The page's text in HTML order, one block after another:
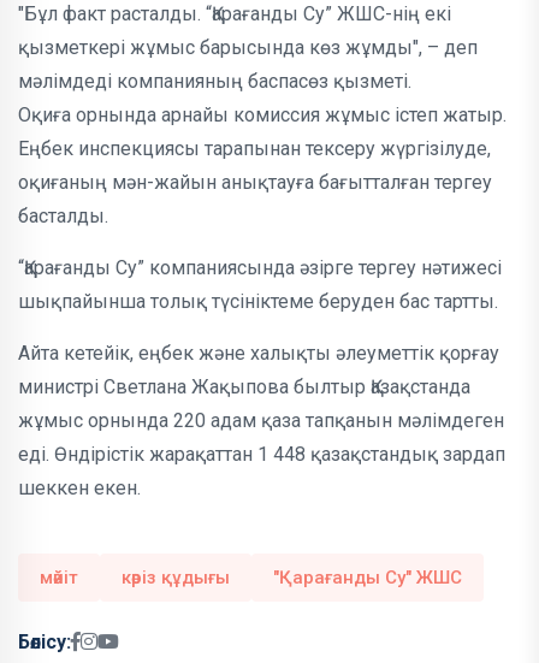
"Бұл факт расталды. “Қарағанды Су” ЖШС-нің екі
қызметкері жұмыс барысында көз жұмды", – деп
мәлімдеді компанияның баспасөз қызметі.
Оқиға орнында арнайы комиссия жұмыс істеп жатыр.
Еңбек инспекциясы тарапынан тексеру жүргізілуде,
оқиғаның мән-жайын анықтауға бағытталған тергеу
басталды.
“Қарағанды Су” компаниясында әзірге тергеу нәтижесі
шықпайынша толық түсініктеме беруден бас тартты.
Айта кетейік, еңбек және халықты әлеуметтік қорғау
министрі Светлана Жақыпова былтыр Қазақстанда
жұмыс орнында 220 адам қаза тапқанын мәлімдеген
еді. Өндірістік жарақаттан 1 448 қазақстандық зардап
шеккен екен.
мәйіт кәріз құдығы "Қарағанды Су" ЖШС
Бөлісу: